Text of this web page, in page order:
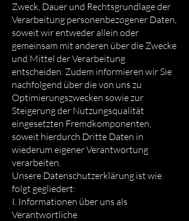
Zweck, Dauer und Rechtsgrundlage der
Verarbeitung personenbezogener Daten,
soweit wir entweder allein oder
gemeinsam mit anderen über die Zwecke
und Mittel der Verarbeitung
entscheiden. Zudem informieren wir Sie
nachfolgend über die von uns zu
Optimierungszwecken sowie zur
Steigerung der Nutzungsqualität
eingesetzten Fremdkomponenten,
soweit hierdurch Dritte Daten in
wiederum eigener Verantwortung
verarbeiten.
Unsere Datenschutzerklärung ist wie
folgt gegliedert:
I. Informationen über uns als
Verantwortliche